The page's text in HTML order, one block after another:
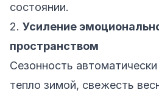
состоянии.
2. Усиление
пространством
Сезонность
тепло зимой, свежесть